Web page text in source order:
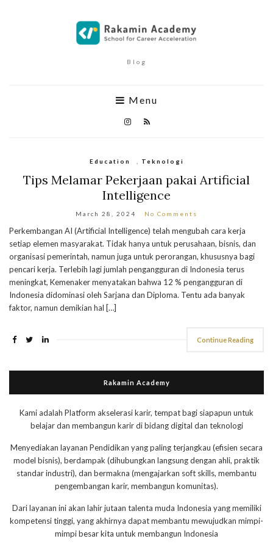
Blog
Menu
Education Teknologi
Tips Melamar Pekerjaan pakai Artificial
Intelligence
March 28, 2024 No Comments
Perkembangan AI (Artificial Intelligence) telah mengubah cara kerja
setiap elemen masyarakat. Tidak hanya untuk perusahaan, bisnis, dan
organisasi pemerintah, namun juga untuk perorangan, khususnya bagi
pencari kerja. Terlebih lagi jumlah pengangguran di Indonesia terus
meningkat, Kemenaker menyatakan bahwa 12 % pengangguran di
Indonesia didominasi oleh Sarjana dan Diploma. Tentu ada banyak
faktor, namun demikian hal […]
Continue Reading
Rakamin Academy
Kami adalah Platform akselerasi karir, tempat bagi siapapun untuk
belajar dan membangun karir di bidang digital dan teknologi
Menyediakan layanan Pendidikan yang paling terjangkau (efisien secara
model bisnis), berdampak (dihubungkan langsung dengan ahli, praktik
standar industri), dan bermakna (mengajarkan soft skills, membantu
pengembangan karir, membangun komunitas).
Dari layanan ini akan lahir jutaan talenta muda Indonesia yang memiliki
kompetensi tinggi, yang akhirnya dapat membantu mewujudkan mimpi-
mimpi besar kita untuk membangun Indonesia